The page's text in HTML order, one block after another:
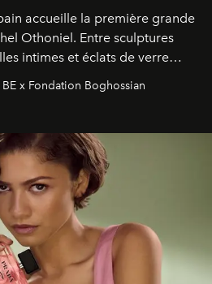
accueille la première grande
Othoniel. Entre sculptures
intimes et éclats de verre
devient le souvenir
x Fondation Boghossian